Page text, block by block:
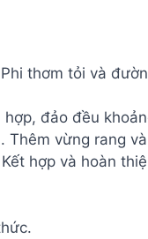
Phi thơm tỏi và
đảo đều
Thêm vừng rang
Kết hợp và hoàn